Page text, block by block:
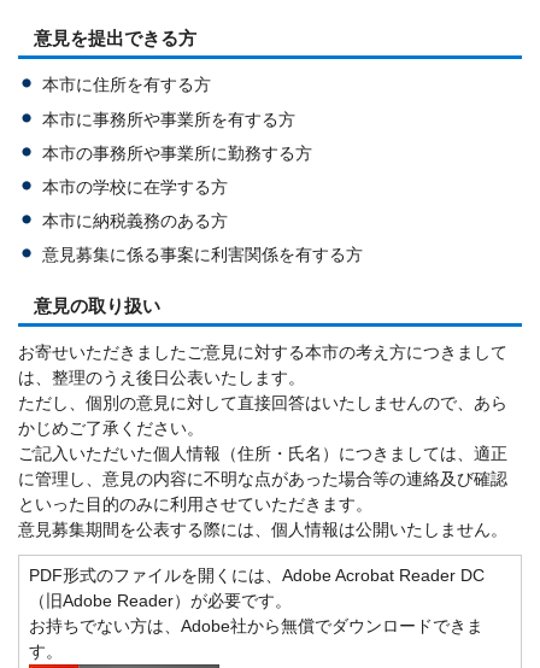
意見を提出できる方
本市に住所を有する方
本市に事務所や事業所を有する方
本市の事務所や事業所に勤務する方
本市の学校に在学する方
本市に納税義務のある方
意見募集に係る事案に利害関係を有する方
意見の取り扱い
お寄せいただきましたご意見に対する本市の考え方につきまして
は、整理のうえ後日公表いたします。
ただし、個別の意見に対して直接回答はいたしませんので、あら
かじめご了承ください。
ご記入いただいた個人情報（住所・氏名）につきましては、適正
に管理し、意見の内容に不明な点があった場合等の連絡及び確認
といった目的のみに利用させていただきます。
意見募集期間を公表する際には、個人情報は公開いたしません。
PDF形式のファイルを開くには、Adobe Acrobat Reader DC
（旧Adobe Reader）が必要です。
お持ちでない方は、Adobe社から無償でダウンロードできま
す。